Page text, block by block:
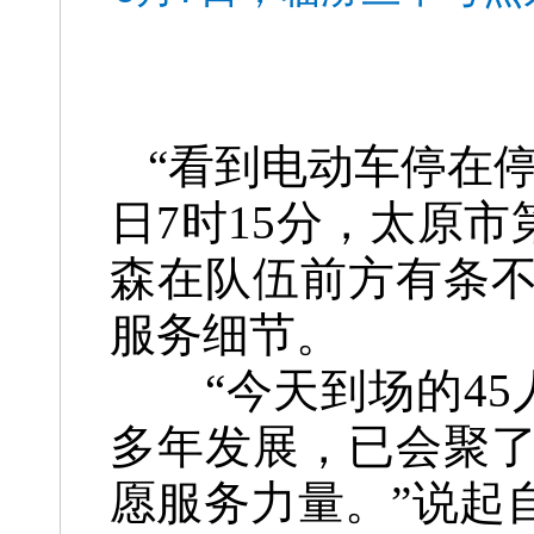
“看到电动车停在
日7时15分，太原
森在队伍前方有条
服务细节。
“今天到场的45
多年发展，已会聚
愿服务力量。”说起